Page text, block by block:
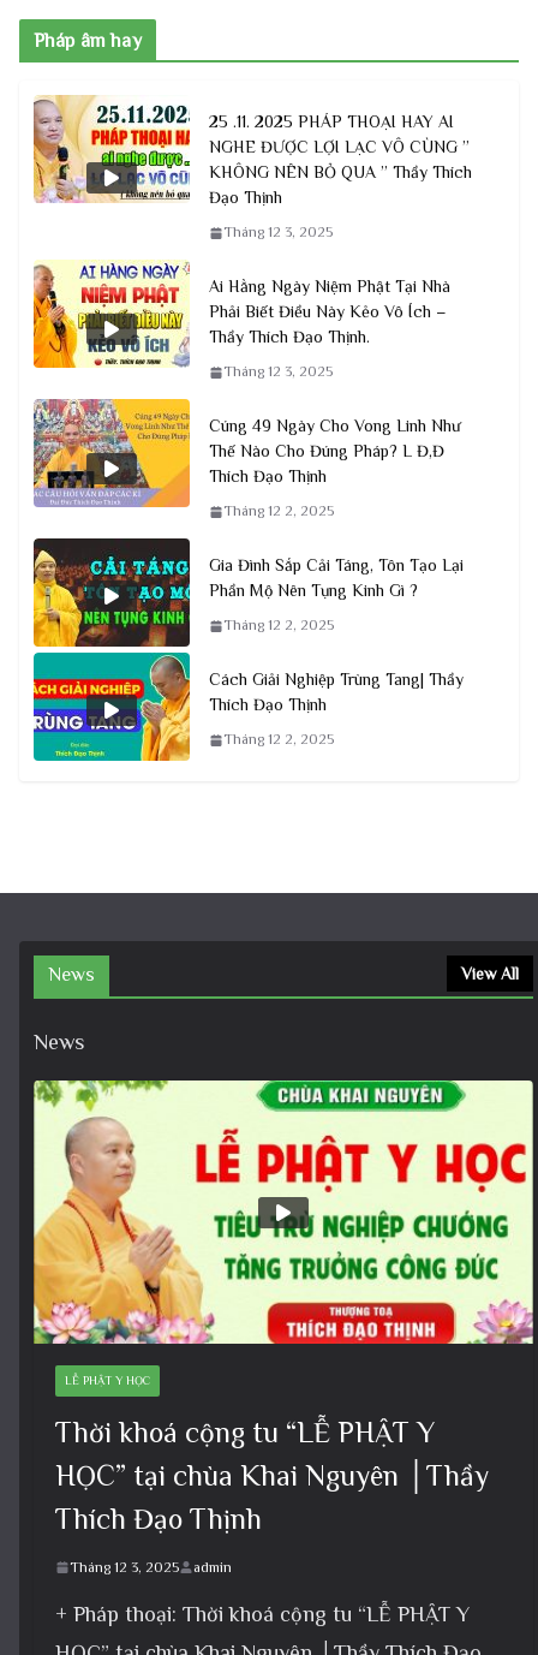
Pháp âm hay
25 .11. 2025 PHÁP THOẠI HAY AI
NGHE ĐƯỢC LỢI LẠC VÔ CÙNG ”
KHÔNG NÊN BỎ QUA ” Thầy Thích
Đạo Thịnh
Tháng 12 3, 2025
Ai Hằng Ngày Niệm Phật Tại Nhà
Phải Biết Điều Này Kẻo Vô Ích –
Thầy Thích Đạo Thịnh.
Tháng 12 3, 2025
Cúng 49 Ngày Cho Vong Linh Như
Thế Nào Cho Đúng Pháp? L Đ,Đ
Thích Đạo Thịnh
Tháng 12 2, 2025
Gia Đình Sắp Cải Táng, Tôn Tạo Lại
Phần Mộ Nên Tụng Kinh Gì ?
Tháng 12 2, 2025
Cách Giải Nghiệp Trùng Tang| Thầy
Thích Đạo Thịnh
Tháng 12 2, 2025
News View All
News
LỄ PHẬT Y HỌC
Thời khoá cộng tu “LỄ PHẬT Y
HỌC” tại chùa Khai Nguyên │Thầy
Thích Đạo Thịnh
Tháng 12 3, 2025 admin
+ Pháp thoại: Thời khoá cộng tu “LỄ PHẬT Y